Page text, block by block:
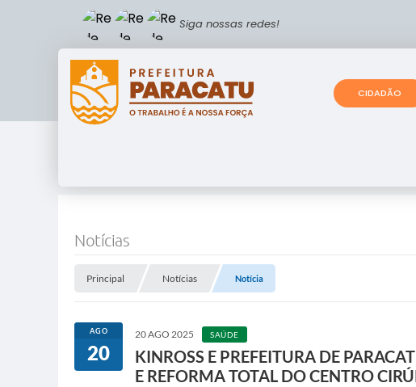
Siga nossas redes!
CIDADÃO
Notícias
Principal Notícias Notícia
AGO
20
20 AGO 2025 SAÚDE
KINROSS E PREFEITURA DE
E REFORMA TOTAL DO CENTRO